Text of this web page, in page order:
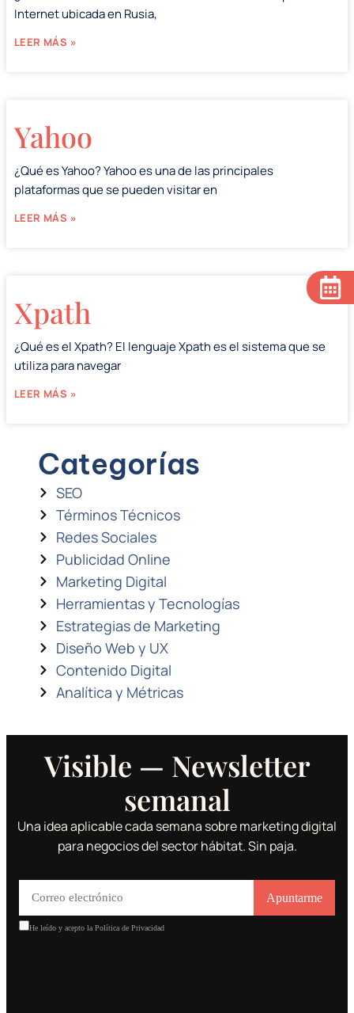
Internet ubicada en Rusia,
LEER MÁS »
Yahoo
¿Qué es Yahoo? Yahoo es una de las principales
plataformas que se pueden visitar en
LEER MÁS »
Xpath
¿Qué es el Xpath? El lenguaje Xpath es el sistema que se
utiliza para navegar
LEER MÁS »
Categorías
SEO
Términos Técnicos
Redes Sociales
Publicidad Online
Marketing Digital
Herramientas y Tecnologías
Estrategias de Marketing
Diseño Web y UX
Contenido Digital
Analítica y Métricas
Visible — Newsletter
semanal
Una idea aplicable cada semana sobre marketing digital
para negocios del sector hábitat. Sin paja.